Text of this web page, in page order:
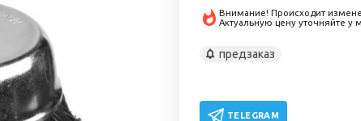
Внимание! Происходит
Актуальную цену уточняйте у
предзаказ
TELEGRAM